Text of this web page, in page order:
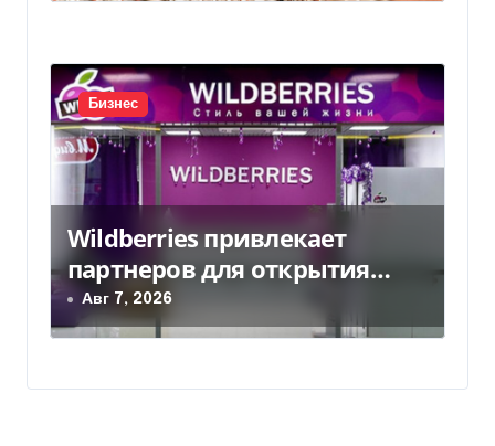
Бизнес
Wildberries привлекает
партнеров для открытия
хабов после ударов по
слогам
Авг 7, 2026